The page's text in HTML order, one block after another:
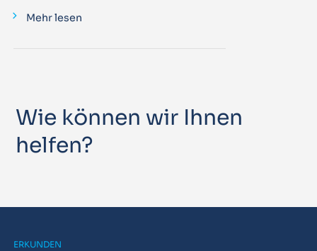
Mehr lesen
Wie können wir Ihnen
helfen?
ERKUNDEN